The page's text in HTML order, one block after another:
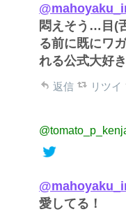
悶えそう…目(
る前に既にワ
れる公式大好
返信 リツイ
愛してる！